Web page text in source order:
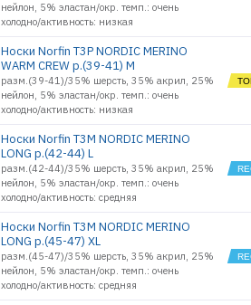
нейлон, 5% эластан/окр. темп.: очень
холодно/активность: низкая
Носки Norfin T3P NORDIC MERINO
WARM CREW р.(39-41) M
разм.(39-41)/35% шерсть, 35% акрил, 25%
нейлон, 5% эластан/окр. темп.: очень
холодно/активность: низкая
Носки Norfin T3M NORDIC MERINO
LONG р.(42-44) L
разм.(42-44)/35% шерсть, 35% акрил, 25%
нейлон, 5% эластан/окр. темп.: очень
холодно/активность: средняя
Носки Norfin T3M NORDIC MERINO
LONG р.(45-47) XL
разм.(45-47)/35% шерсть, 35% акрил, 25%
нейлон, 5% эластан/окр. темп.: очень
холодно/активность: средняя